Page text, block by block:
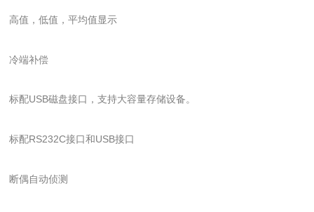
高值，低值，平均值显示
冷端补偿
标配USB磁盘接口，支持大容量存储设备。
标配RS232C接口和USB接口
断偶自动侦测